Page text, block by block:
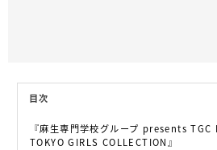
目次
『麻生専門学校グループ presents
TOKYO GIRLS COLLECTION』